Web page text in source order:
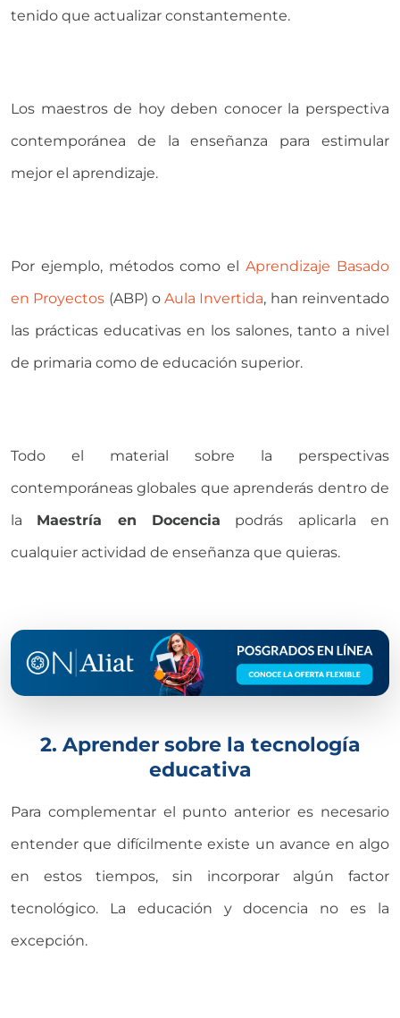
tenido que actualizar constantemente.
Los maestros de hoy deben conocer la perspectiva
contemporánea de la enseñanza para estimular
mejor el aprendizaje.
Por ejemplo, métodos como elAprendizaje Basado
en Proyectos (ABP) oAula Invertida, han reinventado
las prácticas educativas en los salones, tanto a nivel
de primaria como de educación superior.
Todo el material sobre la perspectivas
contemporáneas globales que aprenderás dentro de
la Maestría en Docencia podrás aplicarla en
cualquier actividad de enseñanza que quieras.
2. Aprender sobre la tecnología
educativa
Para complementar el punto anterior es necesario
entender que difícilmente existe un avance en algo
en estos tiempos, sin incorporar algún factor
tecnológico. La educación y docencia no es la
excepción.